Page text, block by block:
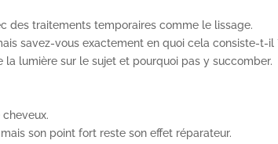
des traitements temporaires comme le lissage.
savez-vous exactement en quoi cela consiste-t-il
lumière sur le sujet et pourquoi pas y succomber.
son point fort reste son effet réparateur.